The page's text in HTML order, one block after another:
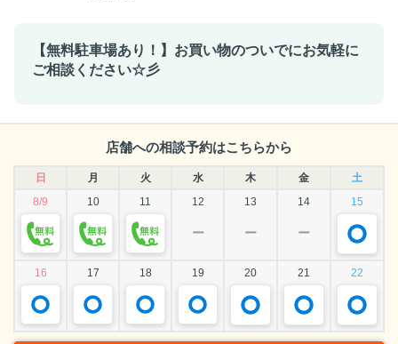
【無料駐車場あり！】お買い物のついでにお気軽に
ご相談ください☆彡
店舗への相談予約はこちらから
日 月 火 水 木 金
土
8/9
10 11 12 13 14 15
ー ー ー
16 17 18 19 20 21 22